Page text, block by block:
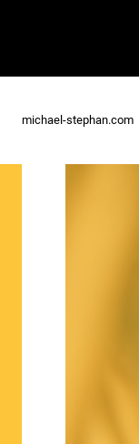
michael-stephan.com